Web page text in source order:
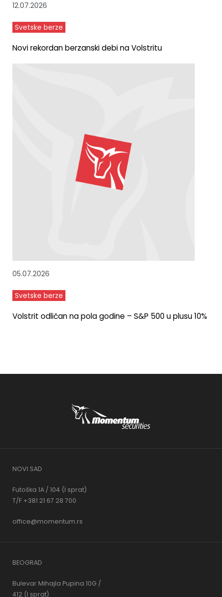
12.07.2026
Svetske berze
Novi rekordan berzanski debi na Volstritu
05.07.2026
Svetske berze
Volstrit odličan na pola godine – S&P 500 u plusu 10%
NOVI SAD
Futoška 1A / 104 (I sprat)
T/F +381 21 67 28 700
office@momentum.rs
BEOGRAD
Bulevar Mihajla Pupina 10G /
412 (I sprat)